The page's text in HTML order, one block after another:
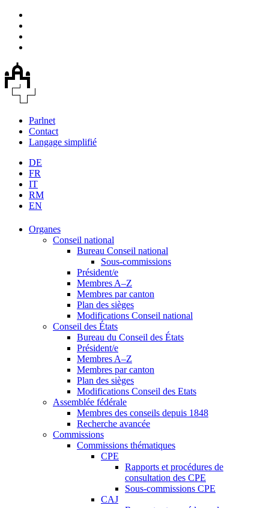
Parlnet
Contact
Langage simplifié
DE
FR
IT
RM
EN
Organes
Conseil national
Bureau Conseil national
Sous-commissions
Président/e
Membres A–Z
Membres par canton
Plan des sièges
Modifications Conseil national
Conseil des États
Bureau du Conseil des États
Président/e
Membres A–Z
Membres par canton
Plan des sièges
Modifications Conseil des Etats
Assemblée fédérale
Membres des conseils depuis 1848
Recherche avancée
Commissions
Commissions thématiques
CPE
Rapports et procédures de
consultation des CPE
Sous-commissions CPE
CAJ